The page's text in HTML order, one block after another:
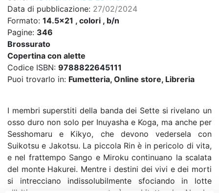
Data di pubblicazione: 27/02/2024
Formato: 14.5x21 , colori , b/n
Pagine: 346
Brossurato
Copertina con alette
Codice ISBN: 9788822645111
Puoi trovarlo in: Fumetteria, Online store, Libreria
I membri superstiti della banda dei Sette si rivelano un
osso duro non solo per Inuyasha e Koga, ma anche per
Sesshomaru e Kikyo, che devono vedersela con
Suikotsu e Jakotsu. La piccola Rin è in pericolo di vita,
e nel frattempo Sango e Miroku continuano la scalata
del monte Hakurei. Mentre i destini dei vivi e dei morti
si intrecciano indissolubilmente sfociando in lotte